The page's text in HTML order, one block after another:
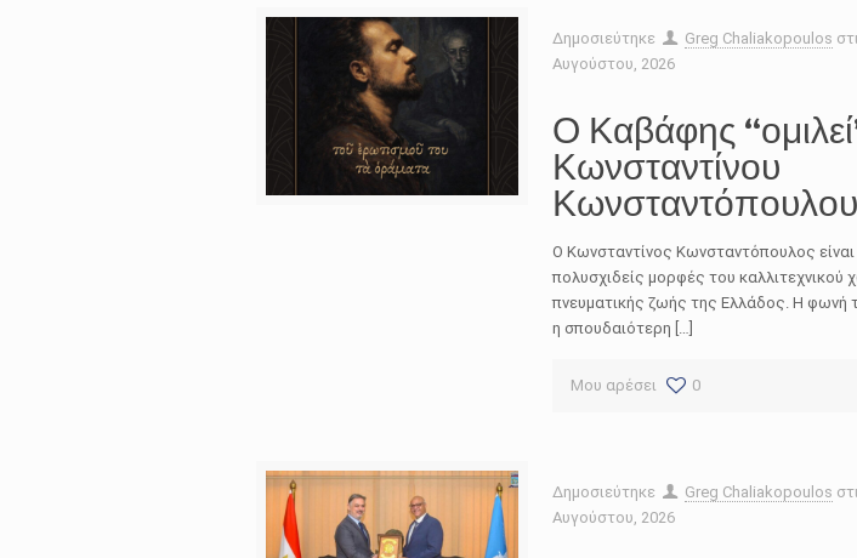
Δημοσιεύτηκε Greg Chaliakopoulos
Αυγούστου, 2026
Ο Καβάφης
Κωνσταντίνου
Κωνσταντόπουλου
Ο Κωνσταντίνος Κωνσταντόπουλος είναι
πολυσχιδείς μορφές του καλλιτεχνικού
πνευματικής ζωής της Ελλάδος. Η φωνή
η σπουδαιότερη […]
Μου αρέσει 0
Δημοσιεύτηκε Greg Chaliakopoulos
Αυγούστου, 2026